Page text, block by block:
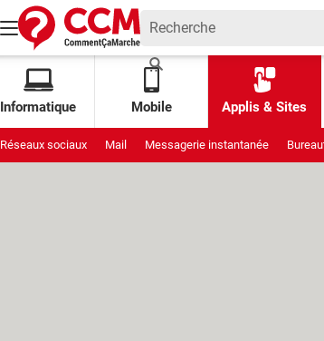
Informatique Mobile Applis & Sites
Réseaux sociaux Mail Messagerie instantanée